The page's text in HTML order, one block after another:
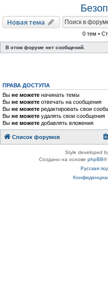
Новая тема
0 тем •
В этом форуме нет сообщений.
ПРАВА ДОСТУПА
Вы не можете начинать темы
Вы не можете отвечать на сообщения
Вы не можете редактировать свои
Вы не можете удалять свои сообщения
Вы не можете добавлять вложения
Список форумов
Style developed
Создано на основе phpBB®
Русская